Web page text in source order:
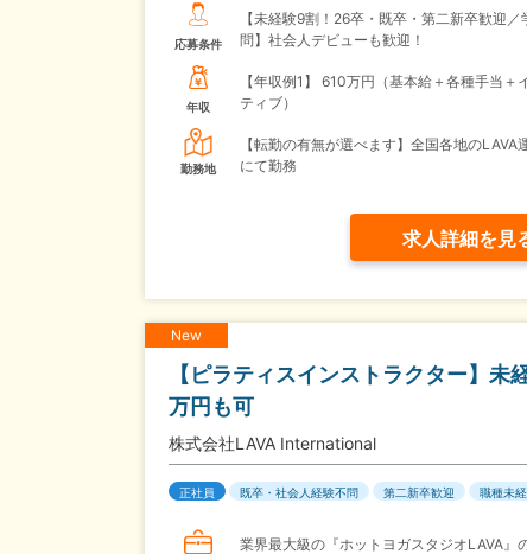
応募条件
【未経験9割！26卒・既卒・第二新卒歓迎／
問】社会人デビューも歓迎！
年収
【年収例1】
610万円（基本給＋各種手当＋
ティブ）
勤務地
【転勤の有無が選べます】全国各地のLAVA
にて勤務
求人詳細を見
New
【ピラティスインストラクター】
万円も可
株式会社LAVA International
正社員 既卒・社会人経験不問 第二新卒歓迎 職種未
業界最大級の『ホットヨガスタジオLAVA』